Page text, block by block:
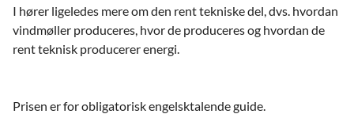
I hører ligeledes mere om den rent tekniske del, dvs. hvordan
vindmøller produceres, hvor de produceres og hvordan de
rent teknisk producerer energi.
Prisen er for obligatorisk engelsktalende guide.